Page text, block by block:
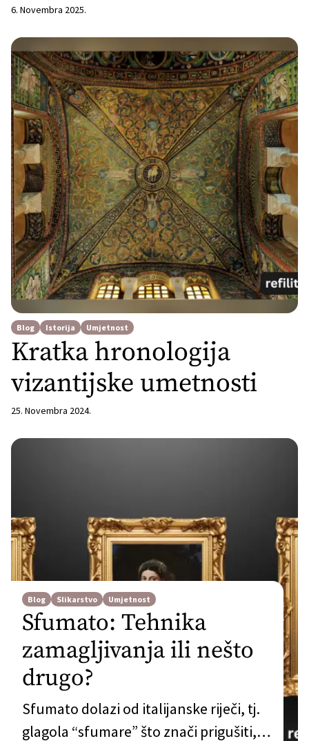
6. Novembra 2025.
Blog Istorija Umjetnost
Kratka hronologija
vizantijske umetnosti
25. Novembra 2024.
Blog Slikarstvo Umjetnost
Sfumato: Tehnika
zamagljivanja ili nešto
drugo?
Sfumato dolazi od italijanske riječi, tj.
glagola “sfumare” što znači prigušiti,